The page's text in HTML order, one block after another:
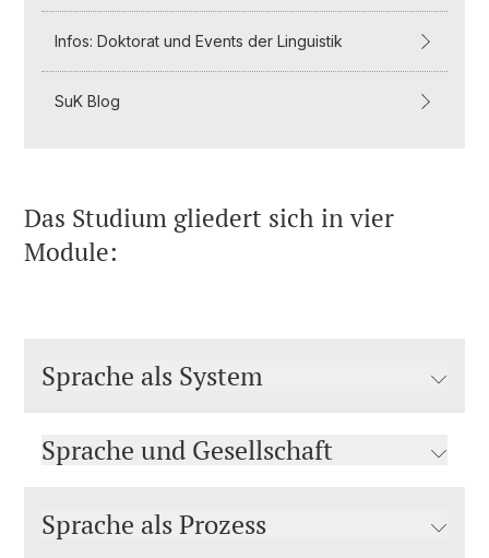
Infos: Doktorat und Events der Linguistik
SuK Blog
Das Studium gliedert sich in vier
Module:
Sprache als System
Sprache und Gesellschaft
Sprache als Prozess